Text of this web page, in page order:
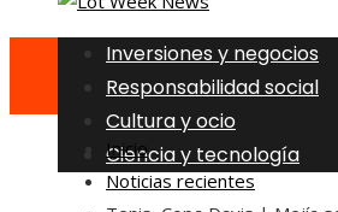
Inversiones y negocios
Responsabilidad social
Cultura y ocio
Ciencia y tecnología
Inicio
Noticias recientes